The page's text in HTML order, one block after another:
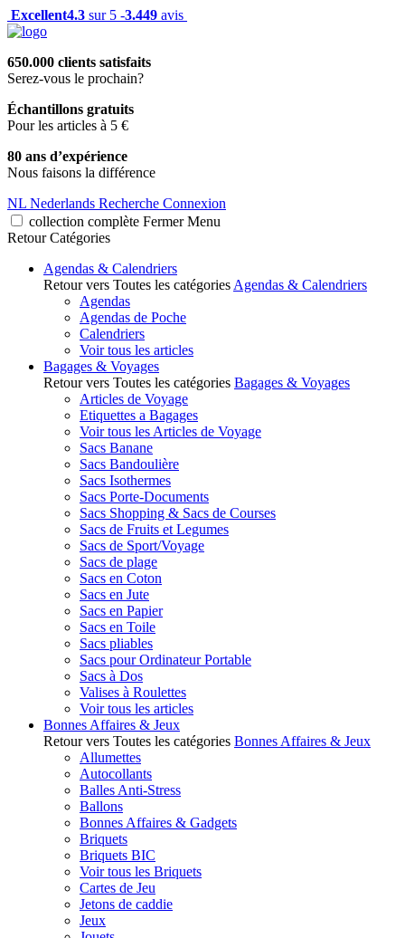
Excellent4.3 sur 5 -3.449 avis
650.000 clients satisfaits
Serez-vous le prochain?
Échantillons gratuits
Pour les articles à 5 €
80 ans d’expérience
Nous faisons la différence
NL Nederlands Recherche Connexion
collection complète Fermer Menu
Retour Catégories
Agendas & Calendriers
Retour vers Toutes les catégories Agendas & Calendriers
Agendas
Agendas de Poche
Calendriers
Voir tous les articles
Bagages & Voyages
Retour vers Toutes les catégories Bagages & Voyages
Articles de Voyage
Etiquettes a Bagages
Voir tous les Articles de Voyage
Sacs Banane
Sacs Bandoulière
Sacs Isothermes
Sacs Porte-Documents
Sacs Shopping & Sacs de Courses
Sacs de Fruits et Legumes
Sacs de Sport/Voyage
Sacs de plage
Sacs en Coton
Sacs en Jute
Sacs en Papier
Sacs en Toile
Sacs pliables
Sacs pour Ordinateur Portable
Sacs à Dos
Valises à Roulettes
Voir tous les articles
Bonnes Affaires & Jeux
Retour vers Toutes les catégories Bonnes Affaires & Jeux
Allumettes
Autocollants
Balles Anti-Stress
Ballons
Bonnes Affaires & Gadgets
Briquets
Briquets BIC
Voir tous les Briquets
Cartes de Jeu
Jetons de caddie
Jeux